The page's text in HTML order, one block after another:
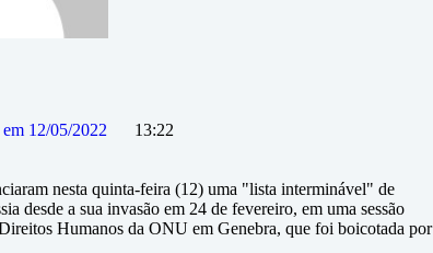
12/05/2022 13:22
nesta quinta-feira (12) uma "lista interminável" de
desde a sua invasão em 24 de fevereiro, em uma sessão
Humanos da ONU em Genebra, que foi boicotada por